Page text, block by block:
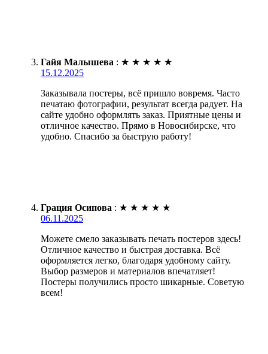
Гайя Малышева : ★ ★ ★ ★ ★
15.12.2025
Заказывала постеры, всё пришло вовремя. Часто
печатаю фотографии, результат всегда радует. На
сайте удобно оформлять заказ. Приятные цены и
отличное качество. Прямо в Новосибирске, что
удобно. Спасибо за быструю работу!
Грация Осипова : ★ ★ ★ ★ ★
06.11.2025
Можете смело заказывать печать постеров здесь!
Отличное качество и быстрая доставка. Всё
оформляется легко, благодаря удобному сайту.
Выбор размеров и материалов впечатляет!
Постеры получились просто шикарные. Советую
всем!